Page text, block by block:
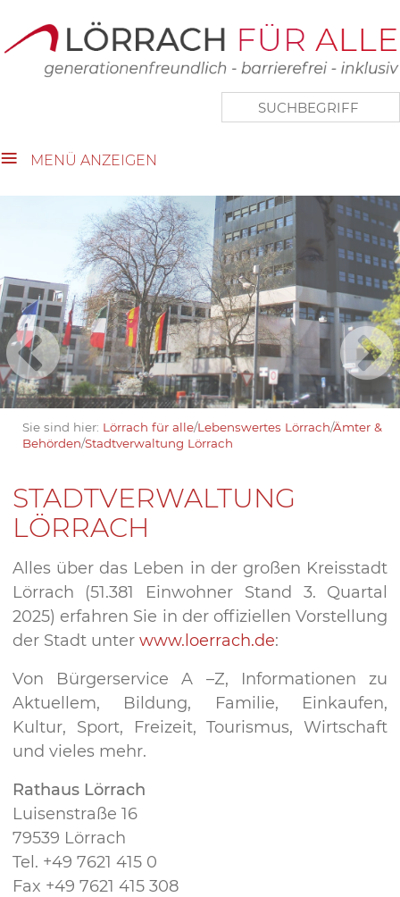
close Submenü
Touristische Vielfalt
Wer wir sind
Impressum
Datenschutz
MENÜ ANZEIGEN
Sie sind hier: Lörrach für alle/Lebenswertes Lörrach/Ämter &
Behörden/Stadtverwaltung Lörrach
STADTVERWALTUNG
LÖRRACH
Alles über das Leben in der großen Kreisstadt
Lörrach (51.381 Einwohner Stand 3. Quartal
2025) erfahren Sie in der offiziellen Vorstellung
der Stadt unter www.loerrach.de:
Von Bürgerservice A –Z, Informationen zu
Aktuellem, Bildung, Familie, Einkaufen,
Kultur, Sport, Freizeit, Tourismus, Wirtschaft
und vieles mehr.
Rathaus Lörrach
Luisenstraße 16
79539 Lörrach
Tel. +49 7621 415 0
Fax +49 7621 415 308